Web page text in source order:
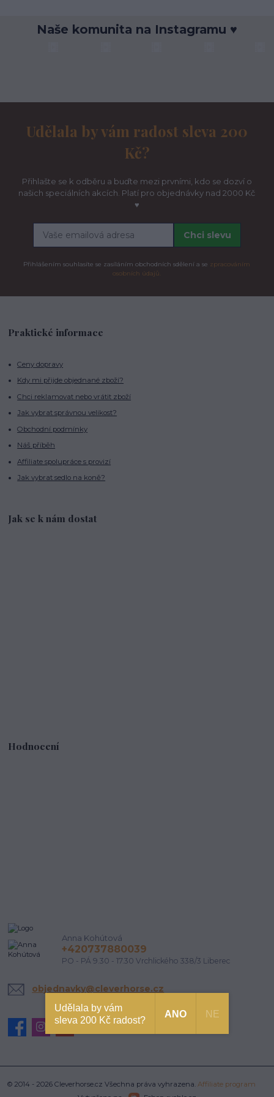
Naše komunita na Instagramu ♥
Udělala by vám radost sleva 200
Kč?
Přihlašte se k odběru a buďte mezi prvními, kdo se dozví o
našich speciálních akcích. Platí pro objednávky nad 2000 Kč
♥
Chci slevu
Přihlášením souhlasíte se zasíláním obchodních sdělení a se zpracováním
osobních údajů.
Praktické informace
Ceny dopravy
Kdy mi přijde objednané zboží?
Chci reklamovat nebo vrátit zboží
Jak vybrat správnou velikost?
Obchodní podmínky
Náš příběh
Affiliate spolupráce s provizí
Jak vybrat sedlo na koně?
Jak se k nám dostat
Hodnocení
Anna Kohútová
+420737880039
PO - PÁ 9.30 - 17.30 Vrchlického 338/3 Liberec
objednavky@cleverhorse.cz
© 2014 - 2026 Cleverhorse.cz Všechna práva vyhrazena. Affiliate program
Udělala by vám
sleva 200 Kč radost?
ANO NE